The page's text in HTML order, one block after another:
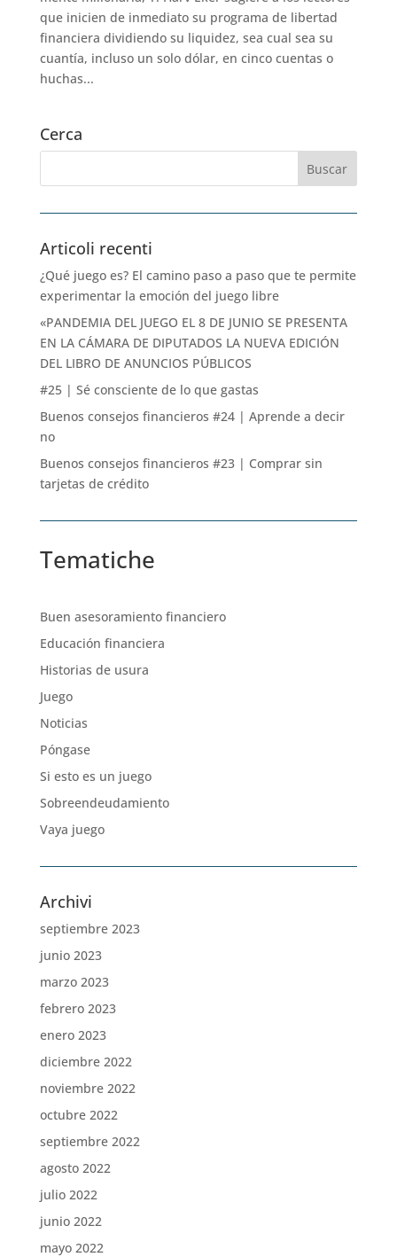
que inicien de inmediato su programa de libertad
financiera dividiendo su liquidez, sea cual sea su
cuantía, incluso un solo dólar, en cinco cuentas o
huchas...
Cerca
Articoli recenti
¿Qué juego es? El camino paso a paso que te permite
experimentar la emoción del juego libre
«PANDEMIA DEL JUEGO EL 8 DE JUNIO SE PRESENTA
EN LA CÁMARA DE DIPUTADOS LA NUEVA EDICIÓN
DEL LIBRO DE ANUNCIOS PÚBLICOS
#25 | Sé consciente de lo que gastas
Buenos consejos financieros #24 | Aprende a decir
no
Buenos consejos financieros #23 | Comprar sin
tarjetas de crédito
Tematiche
Buen asesoramiento financiero
Educación financiera
Historias de usura
Juego
Noticias
Póngase
Si esto es un juego
Sobreendeudamiento
Vaya juego
Archivi
septiembre 2023
junio 2023
marzo 2023
febrero 2023
enero 2023
diciembre 2022
noviembre 2022
octubre 2022
septiembre 2022
agosto 2022
julio 2022
junio 2022
mayo 2022